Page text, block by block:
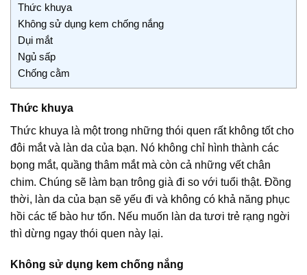
Thức khuya
Không sử dụng kem chống nắng
Dụi mắt
Ngủ sấp
Chống cằm
Thức khuya
Thức khuya là một trong những thói quen rất không tốt cho
đôi mắt và làn da của bạn. Nó không chỉ hình thành các
bọng mắt, quầng thâm mắt mà còn cả những vết chân
chim. Chúng sẽ làm bạn trông già đi so với tuổi thật. Đồng
thời, làn da của bạn sẽ yếu đi và không có khả năng phục
hồi các tế bào hư tổn. Nếu muốn làn da tươi trẻ rạng ngời
thì dừng ngay thói quen này lại.
Không sử dụng kem chống nắng